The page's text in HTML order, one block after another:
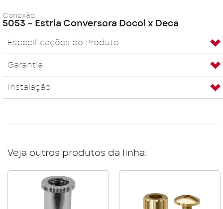
Conexão
5053 – Estria Conversora Docol x Deca
Especificações do Produto
Garantia
Instalação
Veja outros produtos da linha: